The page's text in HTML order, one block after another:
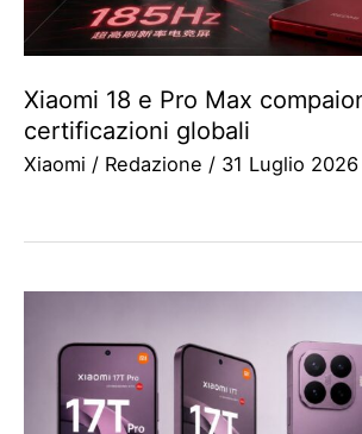
Xiaomi 18 e Pro Max
certificazioni globali
Xiaomi / Redazione / 31 Luglio 2026